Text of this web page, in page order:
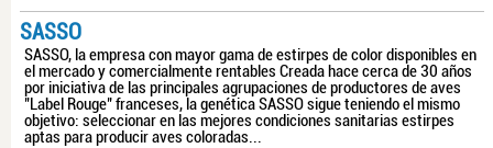
SASSO
SASSO, la empresa con mayor gama de estirpes de color disponibles en
el mercado y comercialmente rentables Creada hace cerca de 30 años
por iniciativa de las principales agrupaciones de productores de aves
"Label Rouge" franceses, la genética SASSO sigue teniendo el mismo
objetivo: seleccionar en las mejores condiciones sanitarias estirpes
aptas para producir aves coloradas...